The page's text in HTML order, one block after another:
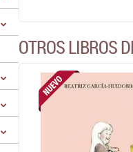
OTROS LIBROS